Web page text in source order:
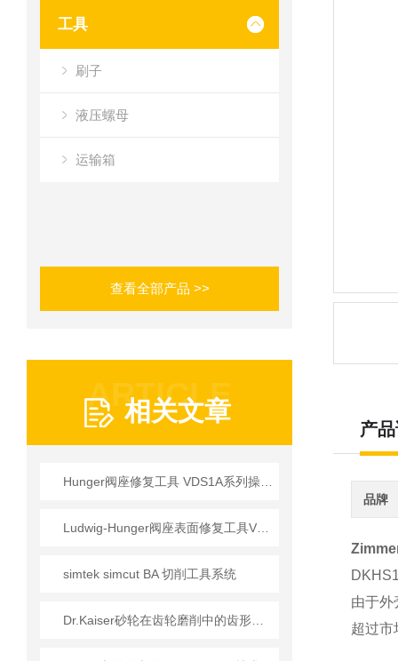
工具
刷子
液压螺母
运输箱
查看全部产品 >>
ARTICLE
相关文章
simtek simcut BA 切削工具系统
产
品牌
由于外
超过市